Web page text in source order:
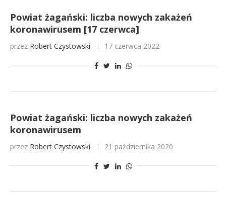
Powiat żagański: liczba nowych zakażeń
koronawirusem [17 czerwca]
przez Robert Czystowski 17 czerwca 2022
Powiat żagański: liczba nowych zakażeń
koronawirusem
przez Robert Czystowski 21 października 2020